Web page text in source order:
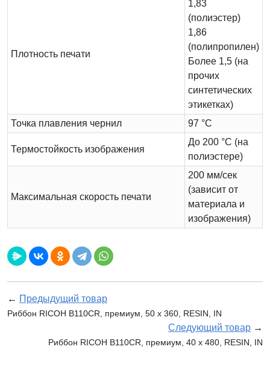
Плотность печати
1,83
(полиэстер)
1,86
(полипропилен)
Более 1,5 (на
прочих
синтетических
этикетках)
Точка плавления чернил
97 °C
Термостойкость изображения
До 200 °C (на
полиэстере)
Максимальная скорость печати
200 мм/сек
(зависит от
материала и
изображения)
← Предыдущий товар
Риббон RICOH B110CR, премиум, 50 х 360, RESIN, IN
Следующий товар →
Риббон RICOH B110CR, премиум, 40 х 480, RESIN, IN